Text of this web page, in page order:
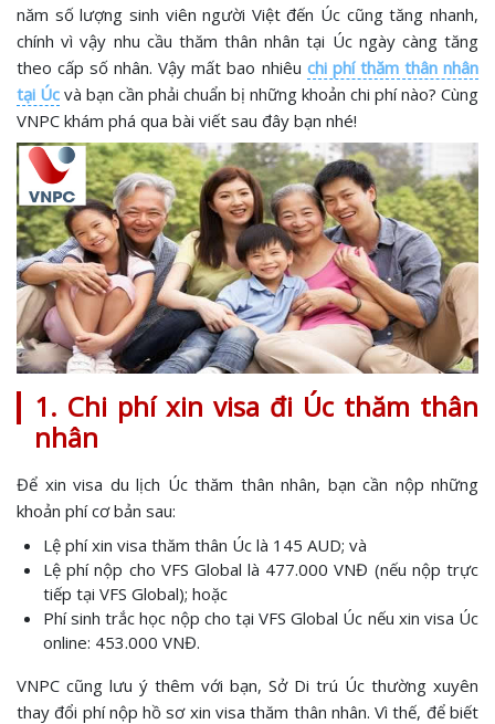
năm số lượng sinh viên người Việt đến Úc cũng tăng nhanh,
chính vì vậy nhu cầu thăm thân nhân tại Úc ngày càng tăng
theo cấp số nhân. Vậy mất bao nhiêu chi phí thăm thân nhân
tại Úc và bạn cần phải chuẩn bị những khoản chi phí nào? Cùng
VNPC khám phá qua bài viết sau đây bạn nhé!
1. Chi phí xin visa đi Úc thăm thân
nhân
Để xin visa du lịch Úc thăm thân nhân, bạn cần nộp những
khoản phí cơ bản sau:
Lệ phí xin visa thăm thân Úc là 145 AUD; và
Lệ phí nộp cho VFS Global là 477.000 VNĐ (nếu nộp trực
tiếp tại VFS Global); hoặc
Phí sinh trắc học nộp cho tại VFS Global Úc nếu xin visa Úc
online: 453.000 VNĐ.
VNPC cũng lưu ý thêm với bạn, Sở Di trú Úc thường xuyên
thay đổi phí nộp hồ sơ xin visa thăm thân nhân. Vì thế, để biết